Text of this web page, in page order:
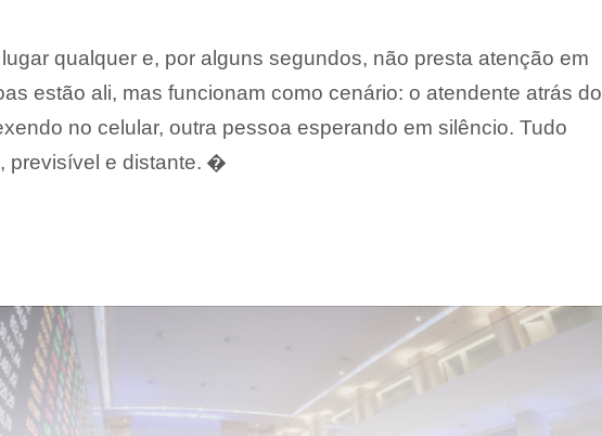
qualquer e, por alguns segundos, não presta atenção em
estão ali, mas funcionam como cenário: o atendente atrás do
no celular, outra pessoa esperando em silêncio. Tudo
previsível e distante. �